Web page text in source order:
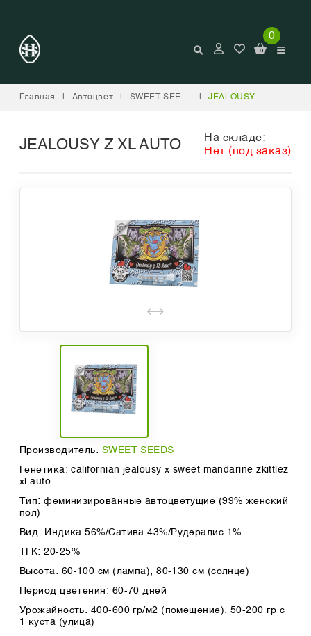
0
Главная Автоцвет SWEET SEEDS JEALOUSY Z XL AUTO
JEALOUSY Z XL AUTO
На складе:
Нет (под заказ)
Производитель: SWEET SEEDS
Генетика: californian jealousy х sweet mandarine zkittlez
xl auto
Тип: феминизированные автоцветущие (99% женский
пол)
Вид: Индика 56%/Сатива 43%/Рудералис 1%
ТГК: 20-25%
Высота: 60-100 см (лампа); 80-130 см (солнце)
Период цветения: 60-70 дней
Урожайность: 400-600 гр/м2 (помещение); 50-200 гр с
1 куста (улица)